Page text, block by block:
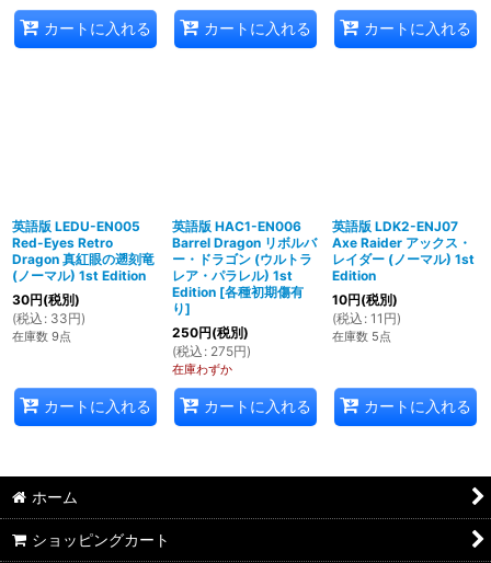
カートに入れる カートに入れる カートに入れる
英語版 LEDU-EN005
Red-Eyes Retro
Dragon 真紅眼の遡刻竜
(ノーマル) 1st Edition
30円(税別)
(税込 : 33円)
在庫数 9点
カートに入れる
英語版 HAC1-EN006
Barrel Dragon リボルバ
ー・ドラゴン (ウルトラ
レア・パラレル) 1st
Edition [各種初期傷有
り]
250円(税別)
(税込 : 275円)
在庫わずか
カートに入れる
英語版 LDK2-ENJ07
Axe Raider アックス・
レイダー (ノーマル) 1st
Edition
10円(税別)
(税込 : 11 円)
在庫数 5点
カートに入れる
ホーム
ショッピングカート